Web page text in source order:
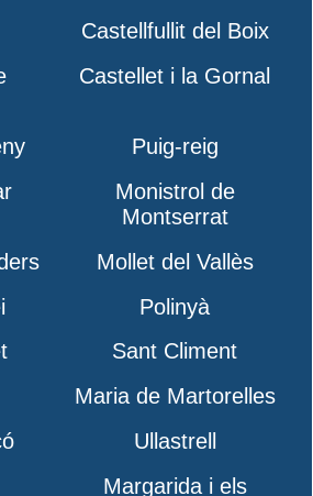
Castellfullit del Boix
Castellet i la Gornal
Puig-reig
Monistrol de
Montserrat
Mollet del Vallès
Polinyà
Sant Climent
Maria de Martorelles
Ullastrell
Margarida i els